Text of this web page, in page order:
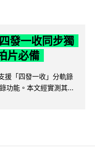
發一收同步獨
片必備
援「四發一收」分軌錄
功能。本文經實測其...